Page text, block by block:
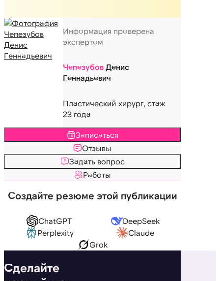
Информация проверена
экспертом
Чепезубов Денис
Геннадьевич
Пластический хирург, стаж
23 года
Записаться
Отзывы
Задать вопрос
Работы
Создайте резюме этой публикации
ChatGPT
DeepSeek
Perplexity
Claude
Grok
Сделайте